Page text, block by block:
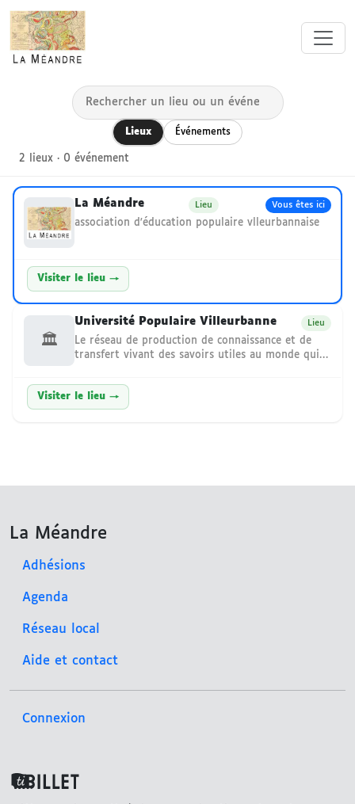
Réseau local — La Méandre
Lieux Événements
2 lieux · 0 événement
La Méandre Lieu Vous êtes ici
association d'éducation populaire vlleurbannaise
Visiter le lieu →
🏛
Université Populaire Villeurbanne Lieu
Le réseau de production de connaissance et de
transfert vivant des savoirs utiles au monde qui
Visiter le lieu →
La Méandre
Adhésions
Agenda
Réseau local
Aide et contact
Connexion